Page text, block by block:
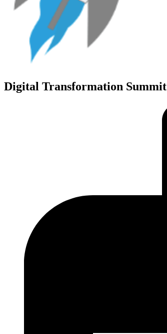
Digital Transformation Summit